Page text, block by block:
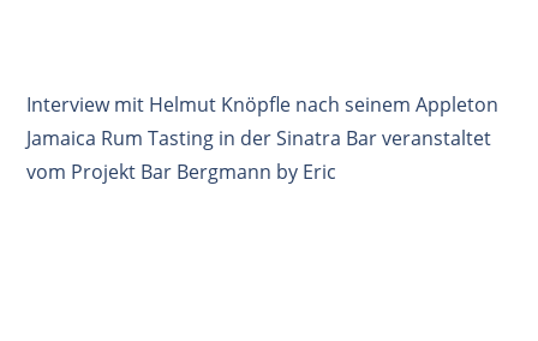
Interview mit Helmut Knöpfle nach seinem Appleton
Jamaica Rum Tasting in der Sinatra Bar veranstaltet
vom Projekt Bar Bergmann by Eric